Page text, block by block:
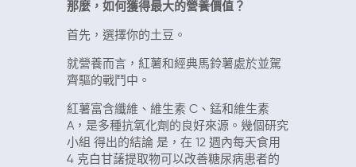
那麼，如何獲得最大的營養價值？
首先，選擇你的土豆。
就營養而言，紅薯和經典馬鈴薯處於並駕
齊驅的戰鬥中。
紅薯富含纖維、維生素 C、錳和維生素
A，是多種抗氧化劑的良好來源。幾個研究
小組 得出的結論 是，在 12 週內每天食用
4 克白甘藷提取物可以改善糖尿病患者的